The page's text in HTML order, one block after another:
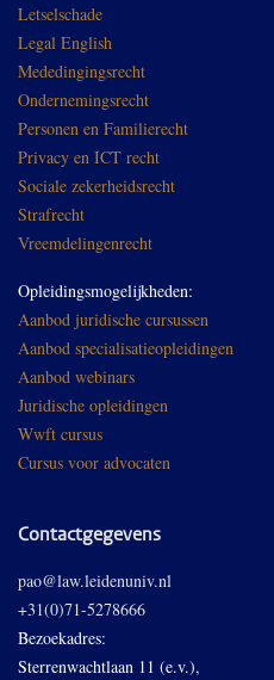
Letselschade
Legal English
Mededingingsrecht
Ondernemingsrecht
Personen en Familierecht
Privacy en ICT recht
Sociale zekerheidsrecht
Strafrecht
Vreemdelingenrecht
Opleidingsmogelijkheden:
Aanbod juridische cursussen
Aanbod specialisatieopleidingen
Aanbod webinars
Juridische opleidingen
Wwft cursus
Cursus voor advocaten
Contactgegevens
pao@law.leidenuniv.nl
+31(0)71-5278666
Bezoekadres:
Sterrenwachtlaan 11 (e.v.),